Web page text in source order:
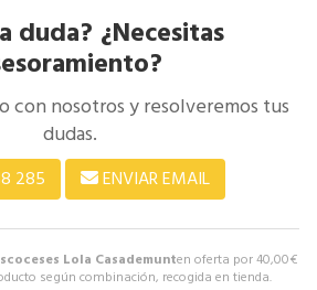
Lola Casademunten oferta por40,00€
según combinación, recogida en tienda.
duda? ¿Necesitas
con nosotros y resolveremos tus
dudas.
285 ENVIAR EMAIL